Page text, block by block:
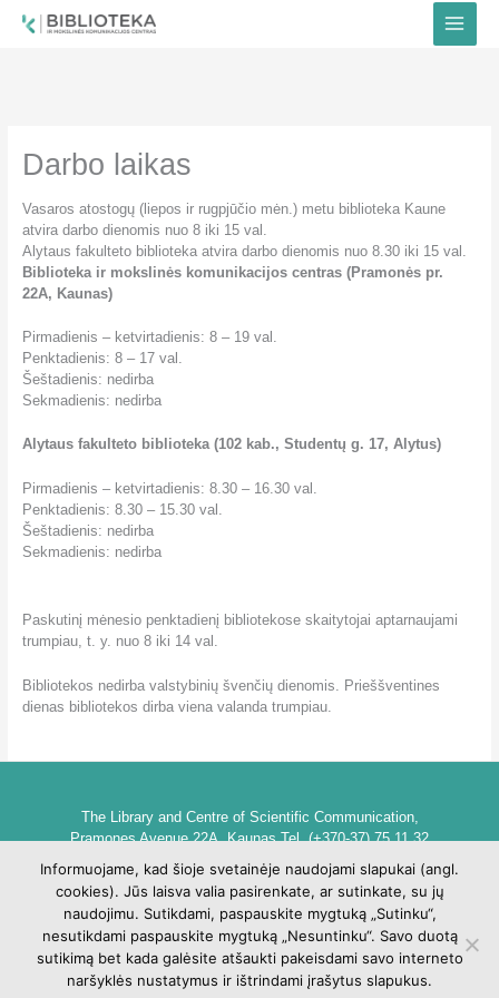
Darbo laikas
Vasaros atostogų (liepos ir rugpjūčio mėn.) metu biblioteka Kaune
atvira darbo dienomis nuo 8 iki 15 val.
Alytaus fakulteto biblioteka atvira darbo dienomis nuo 8.30 iki 15 val.
Biblioteka ir mokslinės komunikacijos centras (Pramonės pr.
22A, Kaunas)
Pirmadienis – ketvirtadienis: 8 – 19 val.
Penktadienis: 8 – 17 val.
Šeštadienis: nedirba
Sekmadienis: nedirba
Alytaus fakulteto biblioteka (102 kab., Studentų g. 17, Alytus)
Pirmadienis – ketvirtadienis: 8.30 – 16.30 val.
Penktadienis: 8.30 – 15.30 val.
Šeštadienis: nedirba
Sekmadienis: nedirba
Paskutinį mėnesio penktadienį bibliotekose skaitytojai aptarnaujami
trumpiau, t. y. nuo 8 iki 14 val.
Bibliotekos nedirba valstybinių švenčių dienomis. Prieššventines
dienas bibliotekos dirba viena valanda trumpiau.
The Library and Centre of Scientific Communication,
Pramones Avenue 22A, Kaunas Tel. (+370-37) 75 11 32
biblioteka@go.kauko.lt
Head of the Library dr. Lina Šarlauskienė
Kauno kolegijos biblioteka ir mokslinės komunikacijos centras,
Pramonės pr. 22A, Kaunas Tel. +370 (37) 75 11 32
biblioteka@go.kauko.lt
Bibliotekos vadovė Lina Šarlauskienė
Informuojame, kad šioje svetainėje naudojami slapukai (angl.
cookies). Jūs laisva valia pasirenkate, ar sutinkate, su jų
naudojimu. Sutikdami, paspauskite mygtuką „Sutinku“,
nesutikdami paspauskite mygtuką „Nesuntinku“. Savo duotą
sutikimą bet kada galėsite atšaukti pakeisdami savo interneto
naršyklės nustatymus ir ištrindami įrašytus slapukus.